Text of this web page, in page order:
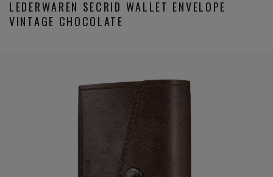
LEDERWAREN SECRID WALLET ENVELOPE
VINTAGE CHOCOLATE